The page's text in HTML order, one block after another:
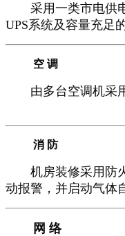
采用一类市电供电
UPS系统及容量充足
空 调
由多台空调机采用
消 防
机房装修采用防火
动报警，并启动气体
网 络